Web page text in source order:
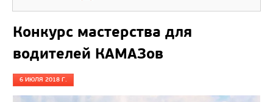
Конкурс мастерства для
водителей КАМАЗов
6 ИЮЛЯ 2018 Г.